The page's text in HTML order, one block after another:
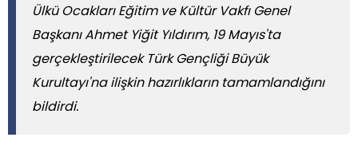
Ülkü Ocakları Eğitim ve Kültür Vakfı Genel
Başkanı Ahmet Yiğit Yıldırım, 19 Mayıs'ta
gerçekleştirilecek Türk Gençliği Büyük
Kurultayı'na ilişkin hazırlıkların tamamlandığını
bildirdi.